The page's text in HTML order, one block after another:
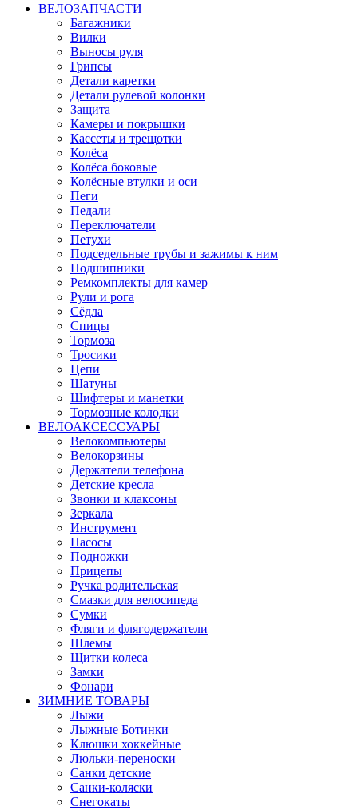
ВЕЛОЗАПЧАСТИ
Багажники
Вилки
Выносы руля
Грипсы
Детали каретки
Детали рулевой колонки
Защита
Камеры и покрышки
Кассеты и трещотки
Колёса
Колёса боковые
Колёсные втулки и оси
Пеги
Педали
Переключатели
Петухи
Подседельные трубы и зажимы к ним
Подшипники
Ремкомплекты для камер
Рули и рога
Сёдла
Спицы
Тормоза
Тросики
Цепи
Шатуны
Шифтеры и манетки
Тормозные колодки
ВЕЛОАКСЕССУАРЫ
Велокомпьютеры
Велокорзины
Держатели телефона
Детские кресла
Звонки и клаксоны
Зеркала
Инструмент
Насосы
Подножки
Прицепы
Ручка родительская
Смазки для велосипеда
Сумки
Фляги и флягодержатели
Шлемы
Щитки колеса
Замки
Фонари
ЗИМНИЕ ТОВАРЫ
Лыжи
Лыжные Ботинки
Клюшки хоккейные
Люльки-переноски
Санки детские
Санки-коляски
Снегокаты